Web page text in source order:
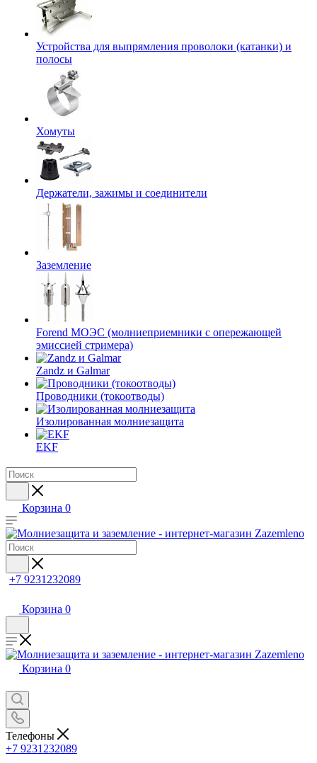
Устройства для выпрямления проволоки (катанки) и
полосы
Хомуты
Держатели, зажимы и соединители
Заземление
Forend МОЭС (молниеприемники с опережающей
эмиссией стримера)
Zandz и Galmar
Проводники (токоотводы)
Изолированная молниезащита
EKF
Корзина 0
+7 9231232089
Корзина 0
Корзина 0
Телефоны
+7 9231232089